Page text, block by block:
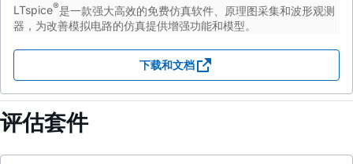
LTspice®是一款强大高效的免费仿真软件、原理图采集和波形观测
器，为改善模拟电路的仿真提供增强功能和模型。
下载和文档
评估套件